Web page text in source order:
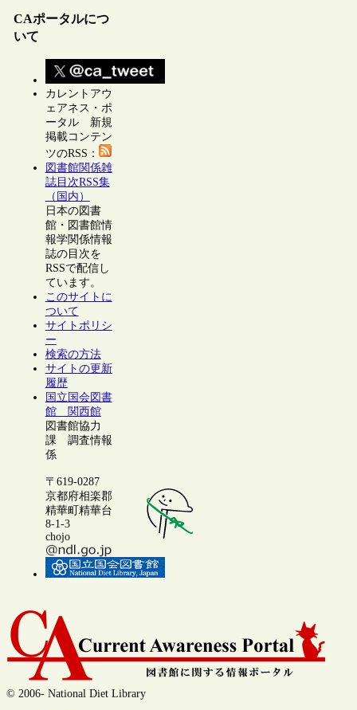
CAポータルにつ
いて
カレントアウ
ェアネス・ポ
ータル 新規
掲載コンテン
ツのRSS：
図書館関係雑
誌目次RSS集
（国内）
日本の図書
館・図書館情
報学関係情報
誌の目次を
RSSで配信し
ています。
このサイトに
ついて
サイトポリシ
ー
検索の方法
サイトの更新
履歴
国立国会図書
館 関西館
図書館協力
課 調査情報
係
〒619-0287
京都府相楽郡
精華町精華台
8-1-3
chojo
© 2006- National Diet Library